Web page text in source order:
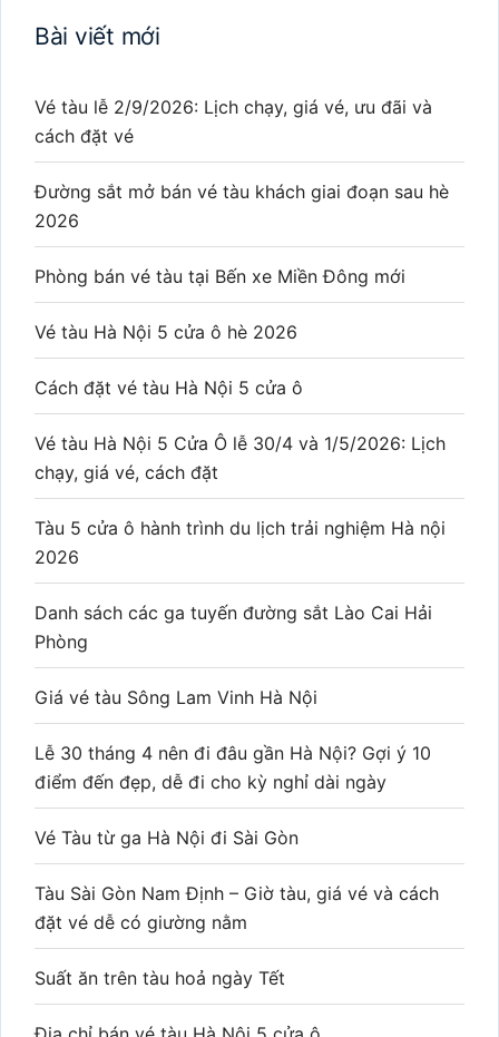
Bài viết mới
Vé tàu lễ 2/9/2026: Lịch chạy, giá vé, ưu đãi và
cách đặt vé
Đường sắt mở bán vé tàu khách giai đoạn sau hè
2026
Phòng bán vé tàu tại Bến xe Miền Đông mới
Vé tàu Hà Nội 5 cửa ô hè 2026
Cách đặt vé tàu Hà Nội 5 cửa ô
Vé tàu Hà Nội 5 Cửa Ô lễ 30/4 và 1/5/2026: Lịch
chạy, giá vé, cách đặt
Tàu 5 cửa ô hành trình du lịch trải nghiệm Hà nội
2026
Danh sách các ga tuyến đường sắt Lào Cai Hải
Phòng
Giá vé tàu Sông Lam Vinh Hà Nội
Lễ 30 tháng 4 nên đi đâu gần Hà Nội? Gợi ý 10
điểm đến đẹp, dễ đi cho kỳ nghỉ dài ngày
Vé Tàu từ ga Hà Nội đi Sài Gòn
Tàu Sài Gòn Nam Định – Giờ tàu, giá vé và cách
đặt vé dễ có giường nằm
Suất ăn trên tàu hoả ngày Tết